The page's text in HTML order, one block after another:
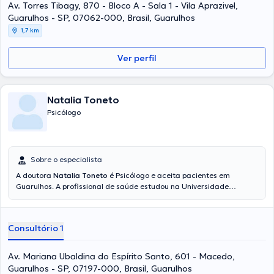
Região Do Hospital Padre Bento Hospital Padre Bento. Ademais, ele
teve destaque como membro de diversas associações médicas.
Willian Eduardo Silva Yamada teve participação em múltiplas
conferências com o objetivo de ter uma formação contínua na sua
disciplina de especialização e já escreveu diferentes artigos.
Av. Torres Tibagy, 870 - Bloco A - Sala 1 - Vila Aprazivel,
Guarulhos - SP, 07062-000, Brasil, Guarulhos
1,7 km
Ver perfil
Natalia Toneto
Psicólogo
Sobre o especialista
A doutora Natalia Toneto é Psicólogo e aceita pacientes em
Guarulhos. A profissional de saúde estudou na Universidade
médica inclusive conta com ampla experiência em Luto Depressão
experiência profissional na Trabalho Com Atendimento Clínico Em
Guarulhos No Instituto Flowir E Com Atendimento On Universidade
Guarulhos. Ademais, ela participou como membra de diversas
associações médicas. Natalia Toneto teve participação em
Consultório 1
Av. Mariana Ubaldina do Espírito Santo, 601 - Macedo,
Guarulhos - SP, 07197-000, Brasil, Guarulhos